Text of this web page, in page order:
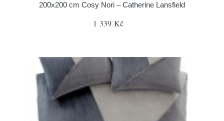
200x200 cm Cosy Nori – Catherine Lansfield
1 339 Kč